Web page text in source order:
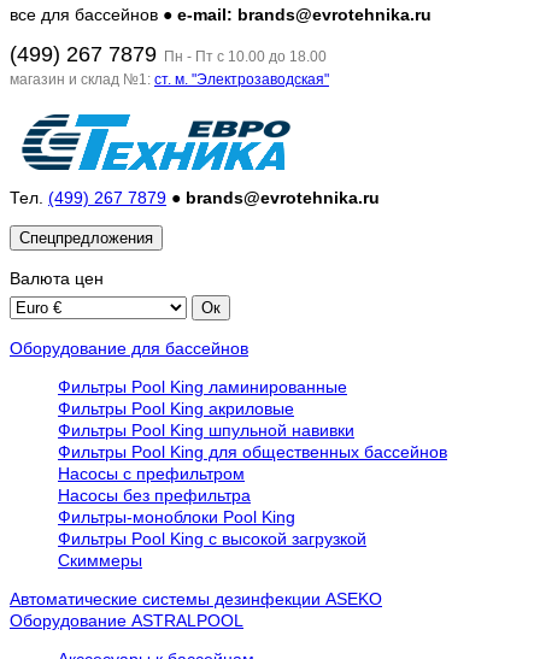
все для бассейнов ● e-mail: brands@evrotehnika.ru
(499) 267 7879 Пн - Пт с 10.00 до 18.00
магазин и склад №1: ст. м. "Электрозаводская"
Тел. (499) 267 7879 ● brands@evrotehnika.ru
Спецпредложения
Валюта цен
Оборудование для бассейнов
Фильтры Pool King ламинированные
Фильтры Pool King акриловые
Фильтры Pool King шпульной навивки
Фильтры Pool King для общественных бассейнов
Насосы с префильтром
Насосы без префильтра
Фильтры-моноблоки Pool King
Фильтры Pool King с высокой загрузкой
Скиммеры
Автоматические системы дезинфекции ASEKO
Оборудование ASTRALPOOL